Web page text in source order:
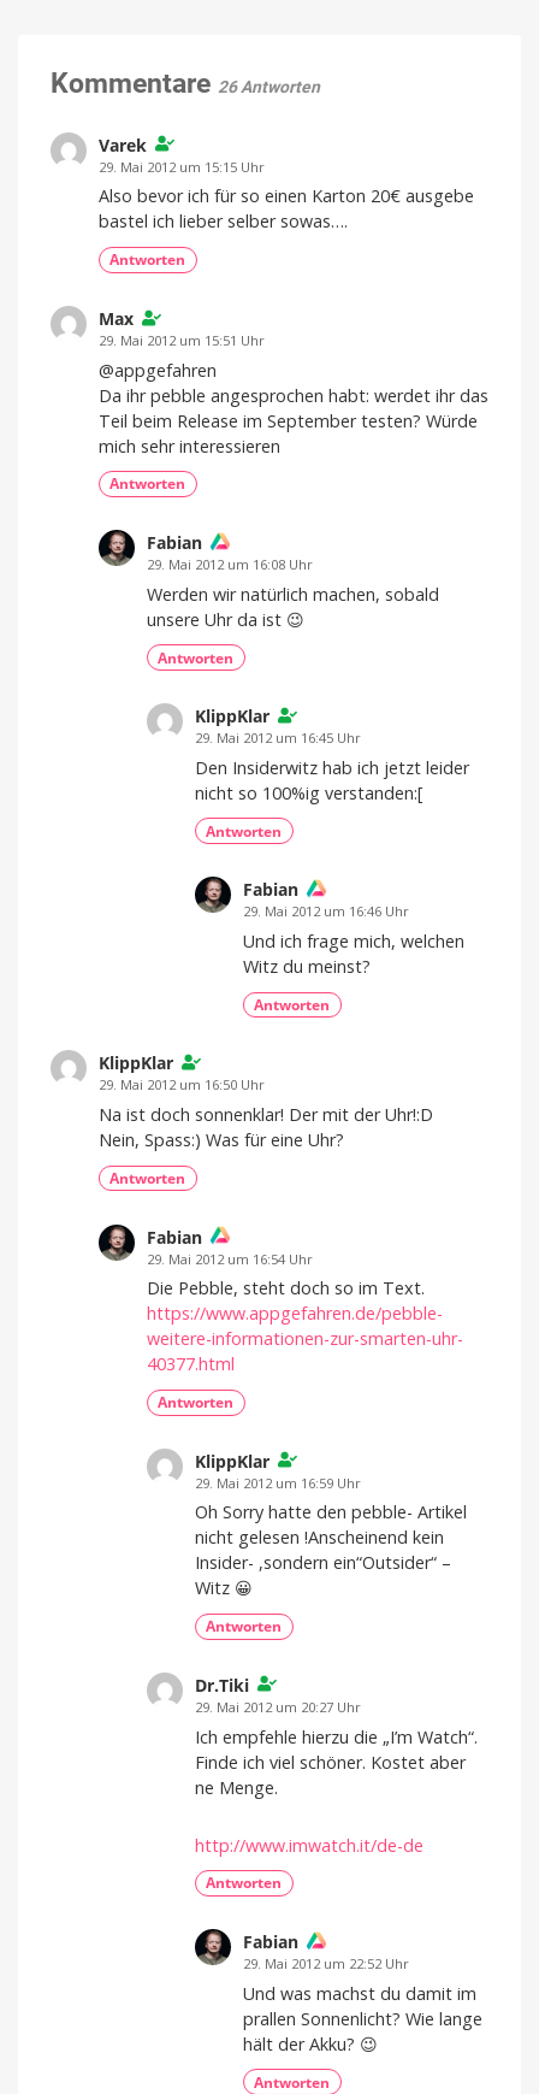
Kommentare 26 Antworten
Varek
29. Mai 2012 um 15:15 Uhr
Also bevor ich für so einen Karton 20€ ausgebe
bastel ich lieber selber sowas….
Antworten
Max
29. Mai 2012 um 15:51 Uhr
@appgefahren
Da ihr pebble angesprochen habt: werdet ihr das
Teil beim Release im September testen? Würde
mich sehr interessieren
Antworten
Fabian
29. Mai 2012 um 16:08 Uhr
Werden wir natürlich machen, sobald
unsere Uhr da ist 😉
Antworten
KlippKlar
29. Mai 2012 um 16:45 Uhr
Den Insiderwitz hab ich jetzt leider
nicht so 100%ig verstanden:[
Antworten
Fabian
29. Mai 2012 um 16:46 Uhr
Und ich frage mich, welchen
Witz du meinst?
Antworten
KlippKlar
29. Mai 2012 um 16:50 Uhr
Na ist doch sonnenklar! Der mit der Uhr!:D
Nein, Spass:) Was für eine Uhr?
Antworten
Fabian
29. Mai 2012 um 16:54 Uhr
Die Pebble, steht doch so im Text.
https://www.appgefahren.de/pebble-
weitere-informationen-zur-smarten-uhr-
40377.html
Antworten
KlippKlar
29. Mai 2012 um 16:59 Uhr
Oh Sorry hatte den pebble- Artikel
nicht gelesen !Anscheinend kein
Insider- ,sondern ein“Outsider“ –
Witz 😀
Antworten
Dr.Tiki
29. Mai 2012 um 20:27 Uhr
Ich empfehle hierzu die „I’m Watch“.
Finde ich viel schöner. Kostet aber
ne Menge.
http://www.imwatch.it/de-de
Antworten
Fabian
29. Mai 2012 um 22:52 Uhr
Und was machst du damit im
prallen Sonnenlicht? Wie lange
hält der Akku? 😉
Antworten